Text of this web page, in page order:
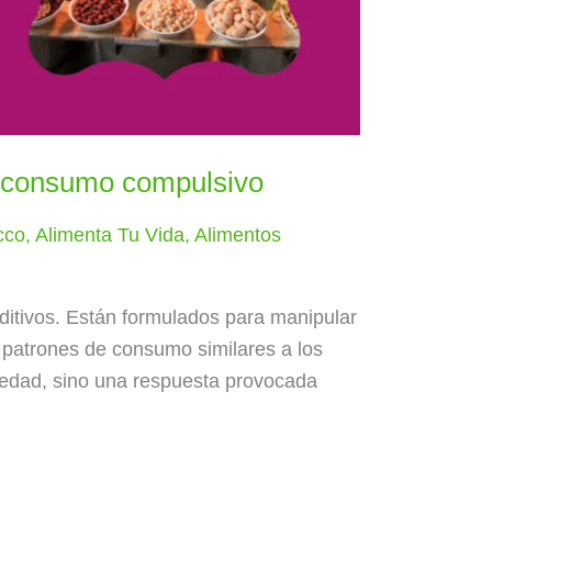
compulsivo
,Alimenta Tu Vida,Alimentos
Están formulados para manipular
de consumo similares a los
sino una respuesta provocada